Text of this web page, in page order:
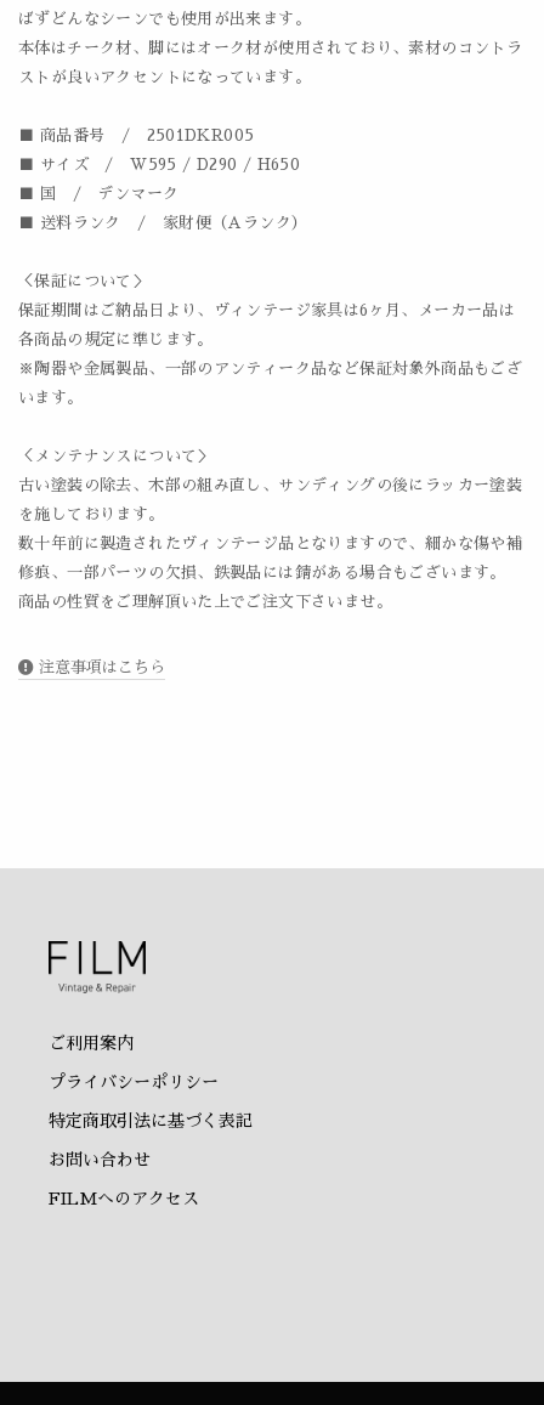
ばずどんなシーンでも使用が出来ます。
本体はチーク材、脚にはオーク材が使用されており、素材のコントラ
ストが良いアクセントになっています。
■ 商品番号 / 2501DKR005
■ サイズ / W595 / D290 / H650
■ 国 / デンマーク
■ 送料ランク / 家財便（Aランク）
＜保証について＞
保証期間はご納品日より、ヴィンテージ家具は6ヶ月、メーカー品は
各商品の規定に準じます。
※陶器や金属製品、一部のアンティーク品など保証対象外商品もござ
います。
＜メンテナンスについて＞
古い塗装の除去、木部の組み直し、サンディングの後にラッカー塗装
を施しております。
数十年前に製造されたヴィンテージ品となりますので、細かな傷や補
修痕、一部パーツの欠損、鉄製品には錆がある場合もございます。
商品の性質をご理解頂いた上でご注文下さいませ。
注意事項はこちら
ご利用案内
プライバシーポリシー
特定商取引法に基づく表記
お問い合わせ
FILMへのアクセス